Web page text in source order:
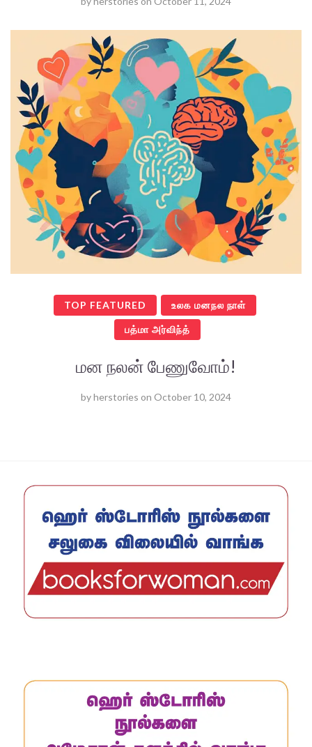
TOP FEATURED உலக மனநல நாள்
பத்மா அர்விந்த்
மன நலன் பேணுவோம்!
byherstories on October 10, 2024